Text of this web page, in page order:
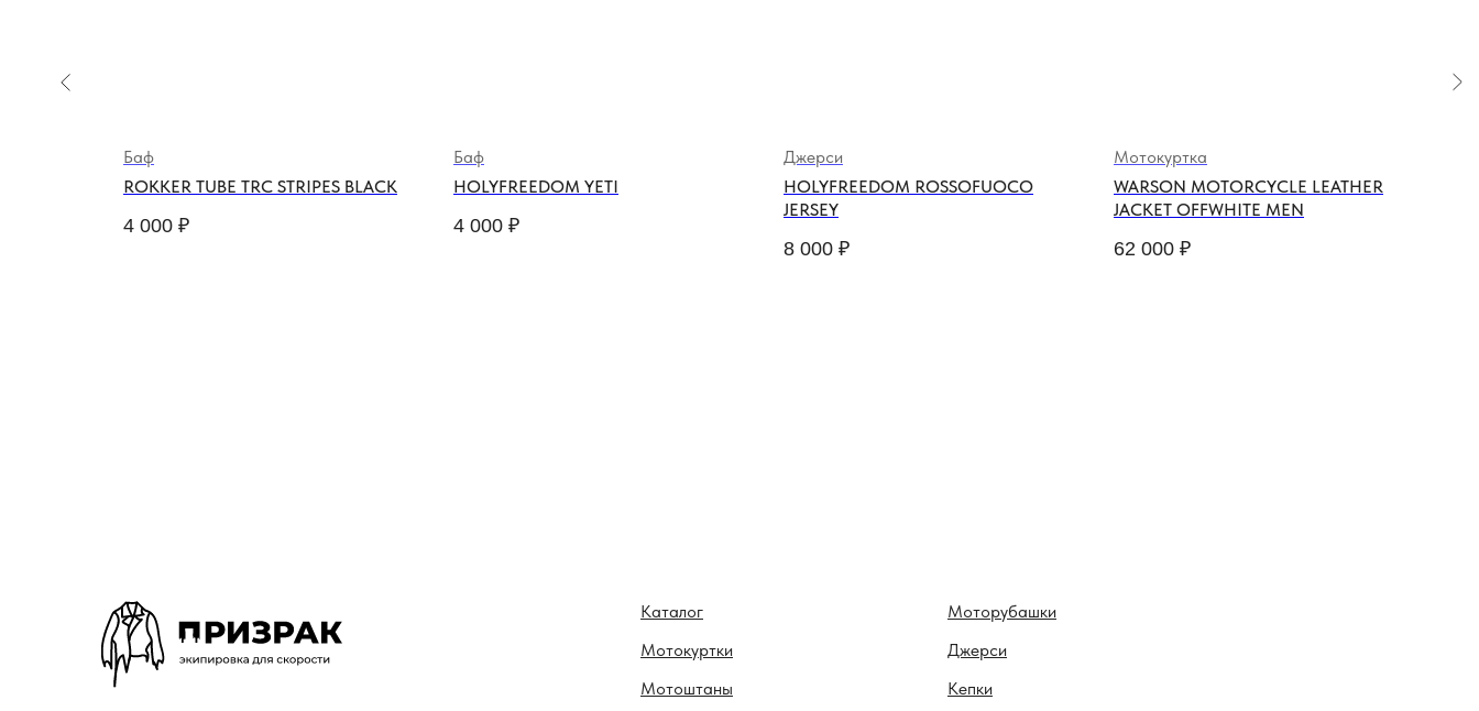
ROKKER TUBE TRC STRIPES BLACK
Баф
4 000 ₽
HOLYFREEDOM YETI
Баф
4 000 ₽
HOLYFREEDOM ROSSOFUOCO
JERSEY
Джерси
8 000 ₽
WARSON MOTORCYCLE LEATHER
JACKET OFFWHITE MEN
Мотокуртка
62 000 ₽
Каталог
Мотокуртки
Мотоштаны
Моторубашки
Джерси
Кепки